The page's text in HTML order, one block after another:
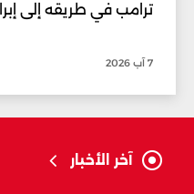
ترامب في طريقه إلى
7 آب 2026
آخر الأخبار